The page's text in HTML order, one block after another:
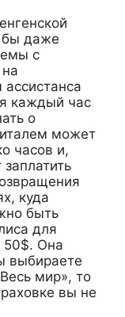
бы даже
с
каждый час
о
может
часов и,
куда
быть
для
50$. Она
выбираете
мир», то
вы не